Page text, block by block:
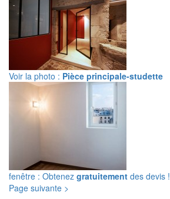
Voir la photo : Pièce principale-studette
fenêtre : Obtenez gratuitement des devis !
Page suivante >